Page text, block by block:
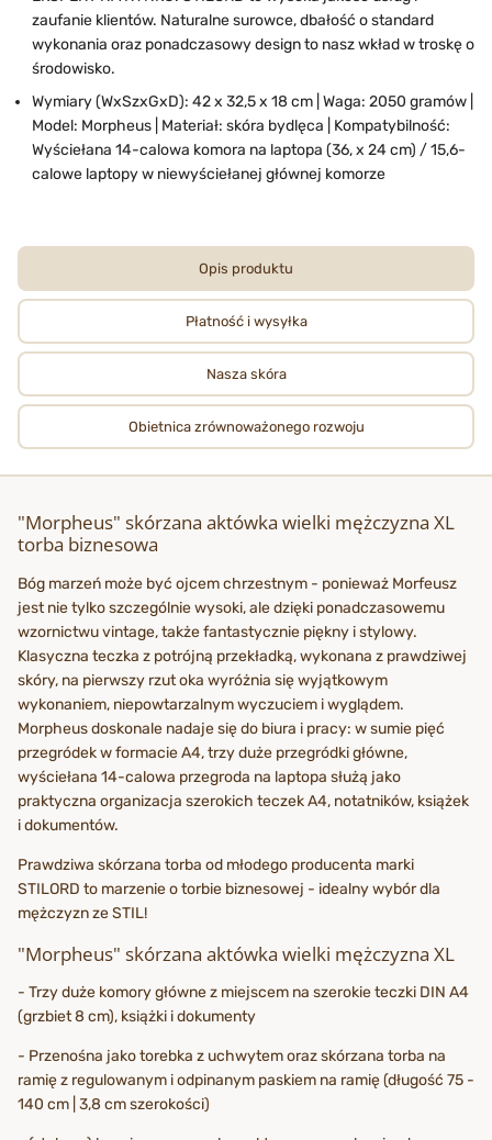
zaufanie klientów. Naturalne surowce, dbałość o standard
wykonania oraz ponadczasowy design to nasz wkład w troskę o
środowisko.
Wymiary (WxSzxGxD): 42 x 32,5 x 18 cm | Waga: 2050 gramów |
Model: Morpheus | Materiał: skóra bydlęca | Kompatybilność:
Wyściełana 14-calowa komora na laptopa (36, x 24 cm) / 15,6-
calowe laptopy w niewyściełanej głównej komorze
Opis produktu
Płatność i wysyłka
Nasza skóra
Obietnica zrównoważonego rozwoju
"Morpheus" skórzana aktówka wielki mężczyzna XL
torba biznesowa
Bóg marzeń może być ojcem chrzestnym - ponieważ Morfeusz
jest nie tylko szczególnie wysoki, ale dzięki ponadczasowemu
wzornictwu vintage, także fantastycznie piękny i stylowy.
Klasyczna teczka z potrójną przekładką, wykonana z prawdziwej
skóry, na pierwszy rzut oka wyróżnia się wyjątkowym
wykonaniem, niepowtarzalnym wyczuciem i wyglądem.
Morpheus doskonale nadaje się do biura i pracy: w sumie pięć
przegródek w formacie A4, trzy duże przegródki główne,
wyściełana 14-calowa przegroda na laptopa służą jako
praktyczna organizacja szerokich teczek A4, notatników, książek
i dokumentów.
Prawdziwa skórzana torba od młodego producenta marki
STILORD to marzenie o torbie biznesowej - idealny wybór dla
mężczyzn ze STIL!
"Morpheus" skórzana aktówka wielki mężczyzna XL
- Trzy duże komory główne z miejscem na szerokie teczki DIN A4
(grzbiet 8 cm), książki i dokumenty
- Przenośna jako torebka z uchwytem oraz skórzana torba na
ramię z regulowanym i odpinanym paskiem na ramię (długość 75 -
140 cm | 3,8 cm szerokości)